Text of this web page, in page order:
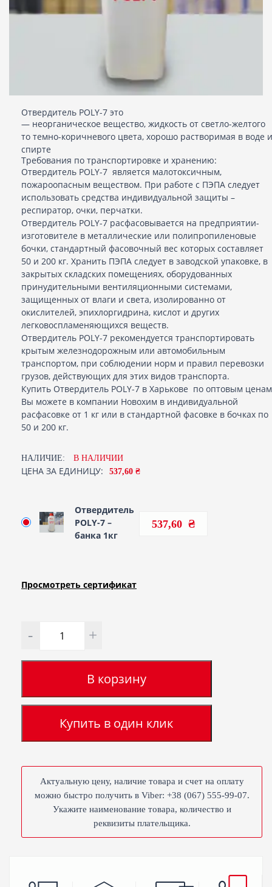
Отвердитель POLY-7 это
— неорганическое вещество, жидкость от светло-желтого
то темно-коричневого цвета, хорошо растворимая в воде и
спирте
Требования по транспортировке и хранению:
Отвердитель POLY-7 является малотоксичным,
пожароопасным веществом. При работе с ПЭПА следует
использовать средства индивидуальной защиты –
респиратор, очки, перчатки.
Отвердитель POLY-7 расфасовывается на предприятии-
изготовителе в металлические или полипропиленовые
бочки, стандартный фасовочный вес которых составляет
50 и 200 кг. Хранить ПЭПА следует в заводской упаковке, в
закрытых складских помещениях, оборудованных
принудительными вентиляционными системами,
защищенных от влаги и света, изолированно от
окислителей, эпихлоргидрина, кислот и других
легковоспламеняющихся веществ.
Отвердитель POLY-7 рекомендуется транспортировать
крытым железнодорожным или автомобильным
транспортом, при соблюдении норм и правил перевозки
грузов, действующих для этих видов транспорта.
Купить Отвердитель POLY-7 в Харькове по оптовым ценам
Вы можете в компании Новохим в индивидуальной
расфасовке от 1 кг или в стандартной фасовке в бочках по
50 и 200 кг.
Отвердитель
POLY-7 –
банка 1кг
537,60
НАЛИЧИЕ: В НАЛИЧИИ
ЦЕНА ЗА ЕДИНИЦУ: 537,60 ₴
Просмотреть сертификат
В корзину
Купить в один клик
Актуальную цену, наличие товара и счет на оплату
можно быстро получить в Viber: +38 (067) 555-99-07.
Укажите наименование товара, количество и
реквизиты плательщика.